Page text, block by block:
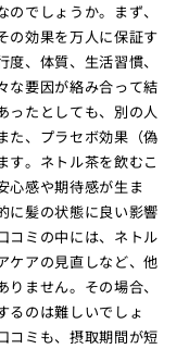
でしょうか。まず、
の効果を万人に保証す
、体質、生活習慣、
な要因が絡み合って結
ったとしても、別の人
た、プラセボ効果（偽
す。ネトル茶を飲むこ
心感や期待感が生ま
に髪の状態に良い影響
コミの中には、ネトル
ケアの見直しなど、他
ません。その場合、
るのは難しいでしょ
コミも、摂取期間が短